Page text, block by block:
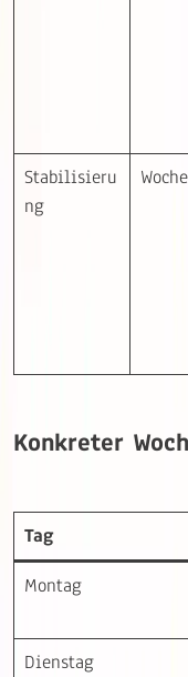
Stabilisieru
ng
Konkreter
Tag
Montag
Dienstag